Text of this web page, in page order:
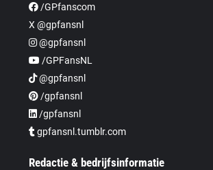
/GPfanscom
X @gpfansnl
@gpfansnl
/GPFansNL
@gpfansnl
/gpfansnl
/gpfansnl
gpfansnl.tumblr.com
Redactie & bedrijfsinformatie